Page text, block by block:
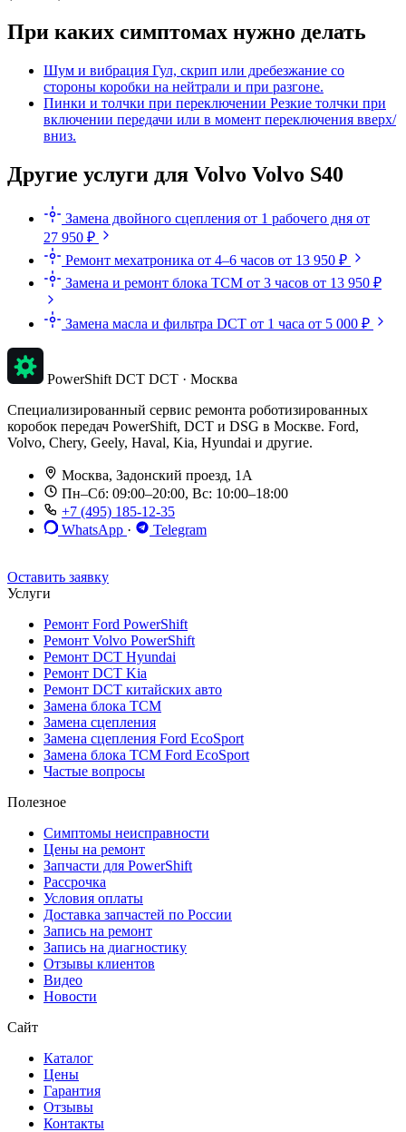
При каких симптомах нужно делать
Шум и вибрация Гул, скрип или дребезжание со
стороны коробки на нейтрали и при разгоне.
Пинки и толчки при переключении Резкие толчки при
включении передачи или в момент переключения вверх/
вниз.
Другие услуги для Volvo Volvo S40
Замена двойного сцепления от 1 рабочего дня от
27 950 ₽
Ремонт мехатроника от 4–6 часов от 13 950 ₽
Замена и ремонт блока TCM от 3 часов от 13 950 ₽
Замена масла и фильтра DCT от 1 часа от 5 000 ₽
PowerShift DCT DCT · Москва
Специализированный сервис ремонта роботизированных
коробок передач PowerShift, DCT и DSG в Москве. Ford,
Volvo, Chery, Geely, Haval, Kia, Hyundai и другие.
Москва, Задонский проезд, 1А
Пн–Сб: 09:00–20:00, Вс: 10:00–18:00
+7 (495) 185-12-35
WhatsApp ·
Telegram
Оставить заявку
Услуги
Ремонт Ford PowerShift
Ремонт Volvo PowerShift
Ремонт DCT Hyundai
Ремонт DCT Kia
Ремонт DCT китайских авто
Замена блока TCM
Замена сцепления
Замена сцепления Ford EcoSport
Замена блока TCM Ford EcoSport
Частые вопросы
Полезное
Симптомы неисправности
Цены на ремонт
Запчасти для PowerShift
Рассрочка
Условия оплаты
Доставка запчастей по России
Запись на ремонт
Запись на диагностику
Отзывы клиентов
Видео
Новости
Сайт
Каталог
Цены
Гарантия
Отзывы
Контакты